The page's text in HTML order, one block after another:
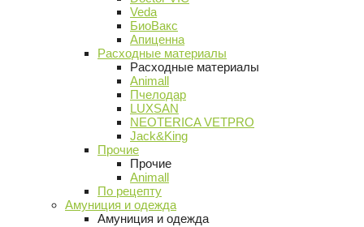
Veda
БиоВакс
Апиценна
Расходные материалы
Расходные материалы
Animall
Пчелодар
LUXSAN
NEOTERICA VETPRO
Jack&King
Прочие
Прочие
Animall
По рецепту
Амуниция и одежда
Амуниция и одежда